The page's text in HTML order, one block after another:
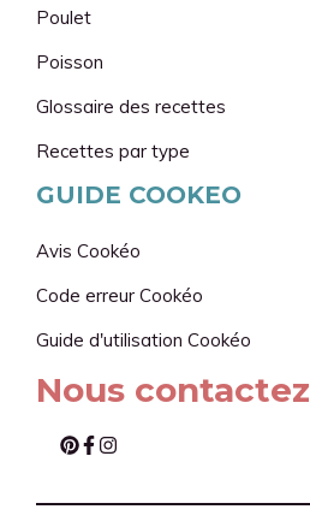
Poulet
Poisson
Glossaire des recettes
Recettes par type
GUIDE COOKEO
Avis Cookéo
Code erreur Cookéo
Guide d'utilisation Cookéo
Nous contactez